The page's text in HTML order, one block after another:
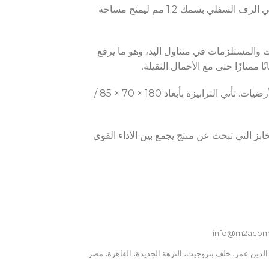
نطاق درجة الحرارة
POWER SUPPLY
بقرصة علوية قوية بسمك 1.5 مم، توفر سطح عمل ثابت وآمن لتحضير الطعام أو ترتيب المعدات. كما يأتي الرف السفلي بسمك 1.2 مم ليمنح مساحة
والمستلزمات في متناول اليد، وهو ما يرفع
ببرجلاش سفلي يتيح ضبط المستوى بسهولة على مختلف أنواع الأرضيات. تأتي الترابيزة بأبعاد 180 × 70 × 85 /
التي تبحث عن منتج يجمع بين الأداء القوي